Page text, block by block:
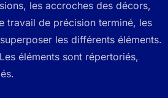
les accroches des décors,
travail de précision terminé, les
les différents éléments.
éléments sont répertoriés,